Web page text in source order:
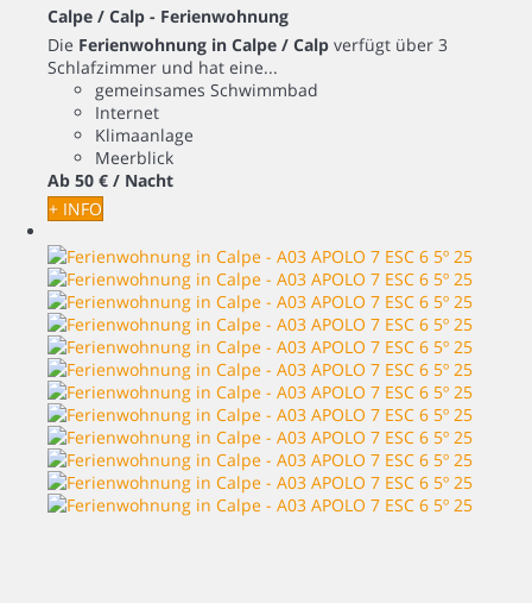
Calpe / Calp - Ferienwohnung
Die Ferienwohnung in Calpe / Calp verfügt über 3
Schlafzimmer und hat eine...
gemeinsames Schwimmbad
Internet
Klimaanlage
Meerblick
Ab 50 € / Nacht
+ INFO